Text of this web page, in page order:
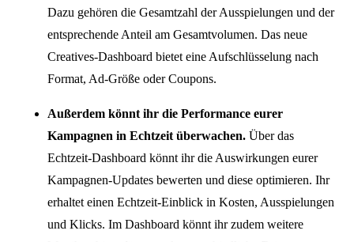
Dazu gehören die Gesamtzahl der Ausspielungen und der
entsprechende Anteil am Gesamtvolumen. Das neue
Creatives-Dashboard bietet eine Aufschlüsselung nach
Format, Ad-Größe oder Coupons.
Außerdem könnt ihr die Performance eurer
Kampagnen in Echtzeit überwachen. Über das
Echtzeit-Dashboard könnt ihr die Auswirkungen eurer
Kampagnen-Updates bewerten und diese optimieren. Ihr
erhaltet einen Echtzeit-Einblick in Kosten, Ausspielungen
und Klicks. Im Dashboard könnt ihr zudem weitere